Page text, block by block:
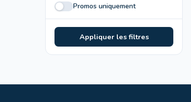
Promos uniquement
Appliquer les filtres